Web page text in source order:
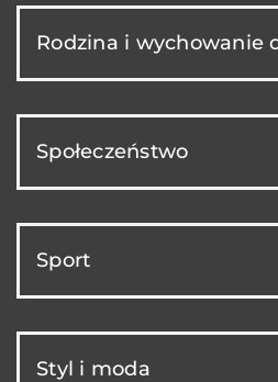
Rodzina i wychowanie
Społeczeństwo
Sport
Styl i moda